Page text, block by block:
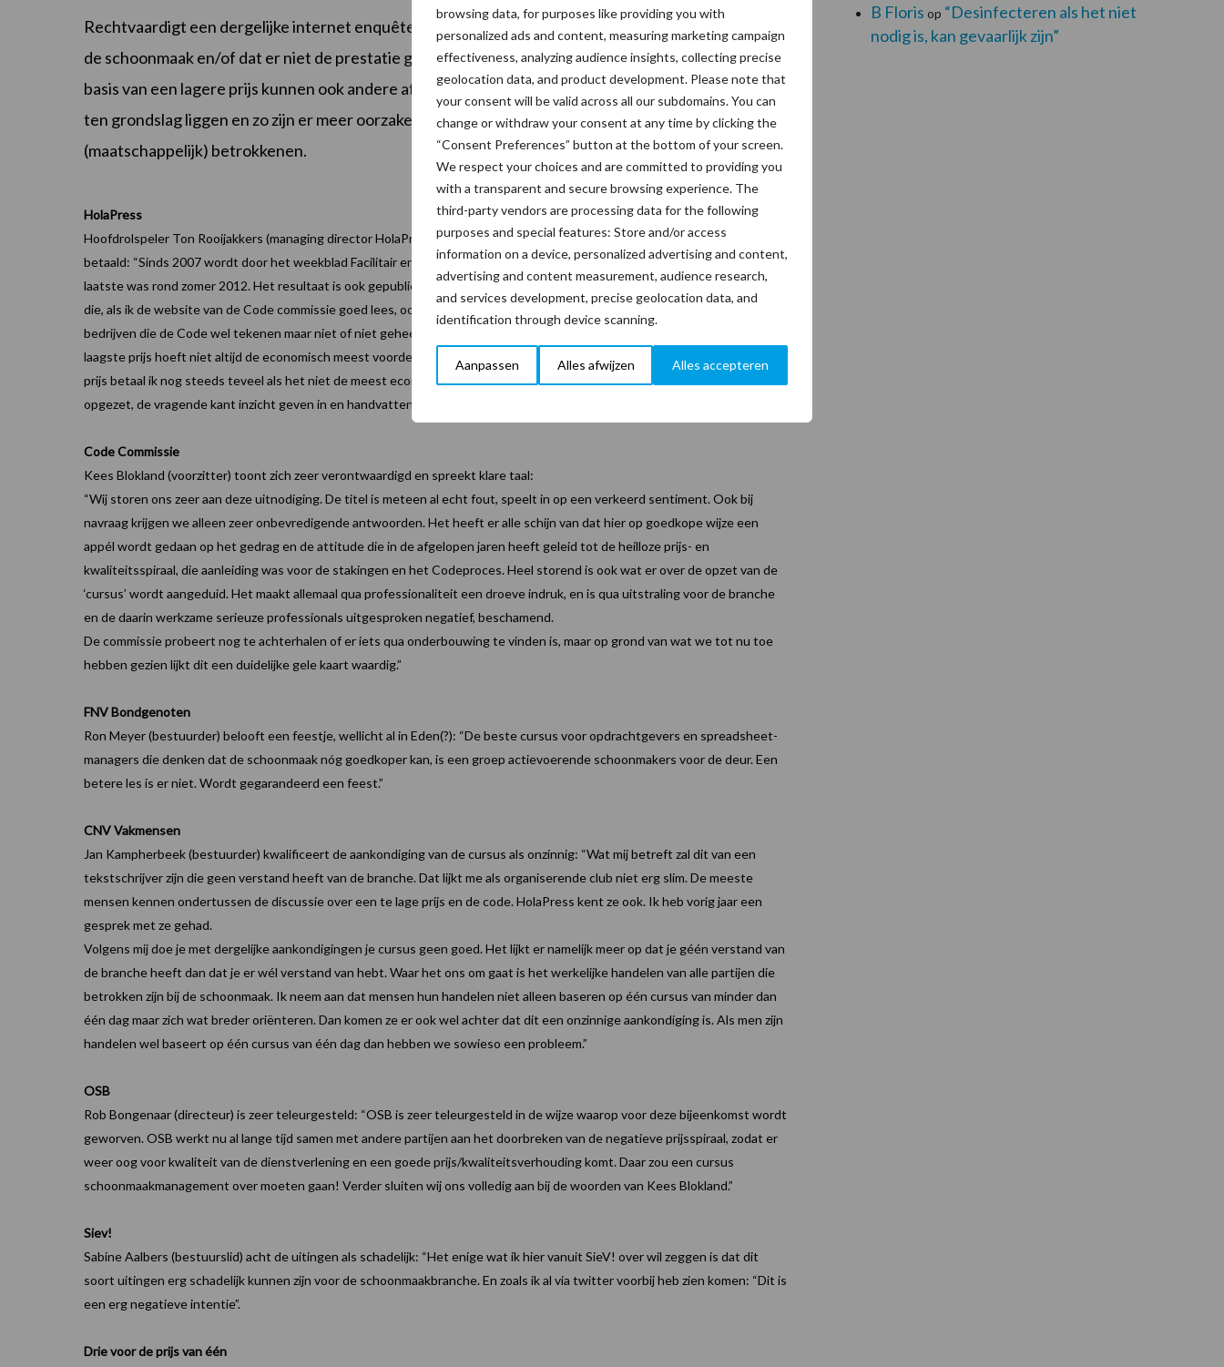
browsing data, for purposes like providing you with
personalized ads and content, measuring marketing campaign
effectiveness, analyzing audience insights, collecting precise
geolocation data, and product development. Please note that
your consent will be valid across all our subdomains. You can
change or withdraw your consent at any time by clicking the
“Consent Preferences” button at the bottom of your screen.
We respect your choices and are committed to providing you
with a transparent and secure browsing experience. The
third-party vendors are processing data for the following
purposes and special features: Store and/or access
information on a device, personalized advertising and content,
advertising and content measurement, audience research,
and services development, precise geolocation data, and
identification through device scanning.
Aanpassen Alles afwijzen Alles accepteren
Rechtvaardigt een dergelijke internet enquête de conclusie dat er veel te veel betaald wordt voor
de schoonmaak en/of dat er niet de prestatie geleverd wordt die afgesproken is? Immers aan de
basis van een lagere prijs kunnen ook andere afspraken ten aanzien van frequenties/contractvorm
ten grondslag liggen en zo zijn er meer oorzaken te bedenken. Wij vroegen het aan een aantal
(maatschappelijk) betrokkenen.
HolaPress
Hoofdrolspeler Ton Rooijakkers (managing director HolaPress Congresbureau) vindt dat je zelfs bij laagste prijs nog teveel
betaald: “Sinds 2007 wordt door het weekblad Facilitair en gebouwbeheer een enquête over de schoonmaak gehouden. De
laatste was rond zomer 2012. Het resultaat is ook gepubliceerd in het weekblad. Hierin zijn een aantal zaken geconstateerd
die, als ik de website van de Code commissie goed lees, ook daar bekend zijn. Anders ga je niet over naar een bad list van
bedrijven die de Code wel tekenen maar niet of niet geheel volgen. Op de cursus wordt uiteraard ingegaan op de Code. Een
laagste prijs hoeft niet altijd de economisch meest voordelige te zijn, dus nogmaals, lees het in de context. Met de laagste
prijs betaal ik nog steeds teveel als het niet de meest economische voor mij is. Met dat in het achterhoofd is de cursus
opgezet, de vragende kant inzicht geven in en handvatten om schoonmaakmanagement handen en voeten te geven.”
Code Commissie
Kees Blokland (voorzitter) toont zich zeer verontwaardigd en spreekt klare taal:
“Wij storen ons zeer aan deze uitnodiging. De titel is meteen al echt fout, speelt in op een verkeerd sentiment. Ook bij
navraag krijgen we alleen zeer onbevredigende antwoorden. Het heeft er alle schijn van dat hier op goedkope wijze een
appél wordt gedaan op het gedrag en de attitude die in de afgelopen jaren heeft geleid tot de heilloze prijs- en
kwaliteitsspiraal, die aanleiding was voor de stakingen en het Codeproces. Heel storend is ook wat er over de opzet van de
‘cursus’ wordt aangeduid. Het maakt allemaal qua professionaliteit een droeve indruk, en is qua uitstraling voor de branche
en de daarin werkzame serieuze professionals uitgesproken negatief, beschamend.
De commissie probeert nog te achterhalen of er iets qua onderbouwing te vinden is, maar op grond van wat we tot nu toe
hebben gezien lijkt dit een duidelijke gele kaart waardig.”
FNV Bondgenoten
Ron Meyer (bestuurder) belooft een feestje, wellicht al in Eden(?): “De beste cursus voor opdrachtgevers en spreadsheet-
managers die denken dat de schoonmaak nóg goedkoper kan, is een groep actievoerende schoonmakers voor de deur. Een
betere les is er niet. Wordt gegarandeerd een feest.”
CNV Vakmensen
Jan Kampherbeek (bestuurder) kwalificeert de aankondiging van de cursus als onzinnig: “Wat mij betreft zal dit van een
tekstschrijver zijn die geen verstand heeft van de branche. Dat lijkt me als organiserende club niet erg slim. De meeste
mensen kennen ondertussen de discussie over een te lage prijs en de code. HolaPress kent ze ook. Ik heb vorig jaar een
gesprek met ze gehad.
Volgens mij doe je met dergelijke aankondigingen je cursus geen goed. Het lijkt er namelijk meer op dat je géén verstand van
de branche heeft dan dat je er wél verstand van hebt. Waar het ons om gaat is het werkelijke handelen van alle partijen die
betrokken zijn bij de schoonmaak. Ik neem aan dat mensen hun handelen niet alleen baseren op één cursus van minder dan
één dag maar zich wat breder oriënteren. Dan komen ze er ook wel achter dat dit een onzinnige aankondiging is. Als men zijn
handelen wel baseert op één cursus van één dag dan hebben we sowieso een probleem.”
OSB
Rob Bongenaar (directeur) is zeer teleurgesteld: “OSB is zeer teleurgesteld in de wijze waarop voor deze bijeenkomst wordt
geworven. OSB werkt nu al lange tijd samen met andere partijen aan het doorbreken van de negatieve prijsspiraal, zodat er
weer oog voor kwaliteit van de dienstverlening en een goede prijs/kwaliteitsverhouding komt. Daar zou een cursus
schoonmaakmanagement over moeten gaan! Verder sluiten wij ons volledig aan bij de woorden van Kees Blokland.”
Siev!
Sabine Aalbers (bestuurslid) acht de uitingen als schadelijk: “Het enige wat ik hier vanuit SieV! over wil zeggen is dat dit
soort uitingen erg schadelijk kunnen zijn voor de schoonmaakbranche. En zoals ik al via twitter voorbij heb zien komen: “Dit is
een erg negatieve intentie”.
Drie voor de prijs van één
B Floris op “Desinfecteren als het niet
nodig is, kan gevaarlijk zijn”